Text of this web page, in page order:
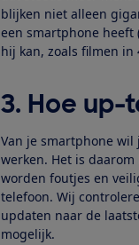
blijken niet alleen
een smartphone heeft
hij kan, zoals filmen in
3. Hoe up-
Van je smartphone
werken. Het is
worden foutjes en
telefoon. Wij
updaten naar de
mogelijk.